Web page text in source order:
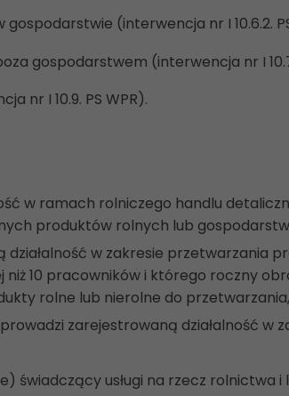
(interwencja nr I 10.6.2.
gospodarstwem (interwencja nr I
nr I 10.9. PS WPR).
w ramach rolniczego handlu
produktów rolnych lub
w zakresie
niż 10 pracowników i którego roczny
rolne lub nierolne do przetwarzania,
zarejestrowaną działalność
świadczący usługi na rzecz rolnictwa i